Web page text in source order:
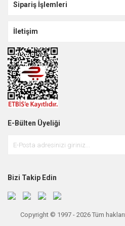
Sipariş İşlemleri
İletişim
E-Bülten Üyeliği
Bizi Takip Edin
Copyright © 1997 - 2026 Tüm